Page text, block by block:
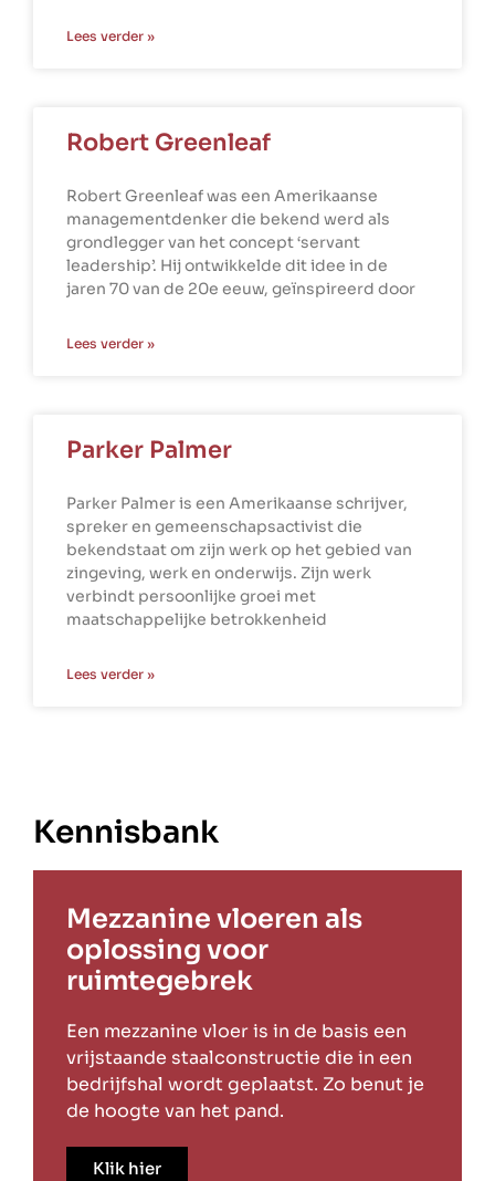
Lees verder »
Robert Greenleaf
Robert Greenleaf was een Amerikaanse
managementdenker die bekend werd als
grondlegger van het concept ‘servant
leadership’. Hij ontwikkelde dit idee in de
jaren 70 van de 20e eeuw, geïnspireerd door
Lees verder »
Parker Palmer
Parker Palmer is een Amerikaanse schrijver,
spreker en gemeenschapsactivist die
bekendstaat om zijn werk op het gebied van
zingeving, werk en onderwijs. Zijn werk
verbindt persoonlijke groei met
maatschappelijke betrokkenheid
Lees verder »
Kennisbank
Mezzanine vloeren als
oplossing voor
ruimtegebrek
Een mezzanine vloer is in de basis een
vrijstaande staalconstructie die in een
bedrijfshal wordt geplaatst. Zo benut je
de hoogte van het pand.
Klik hier